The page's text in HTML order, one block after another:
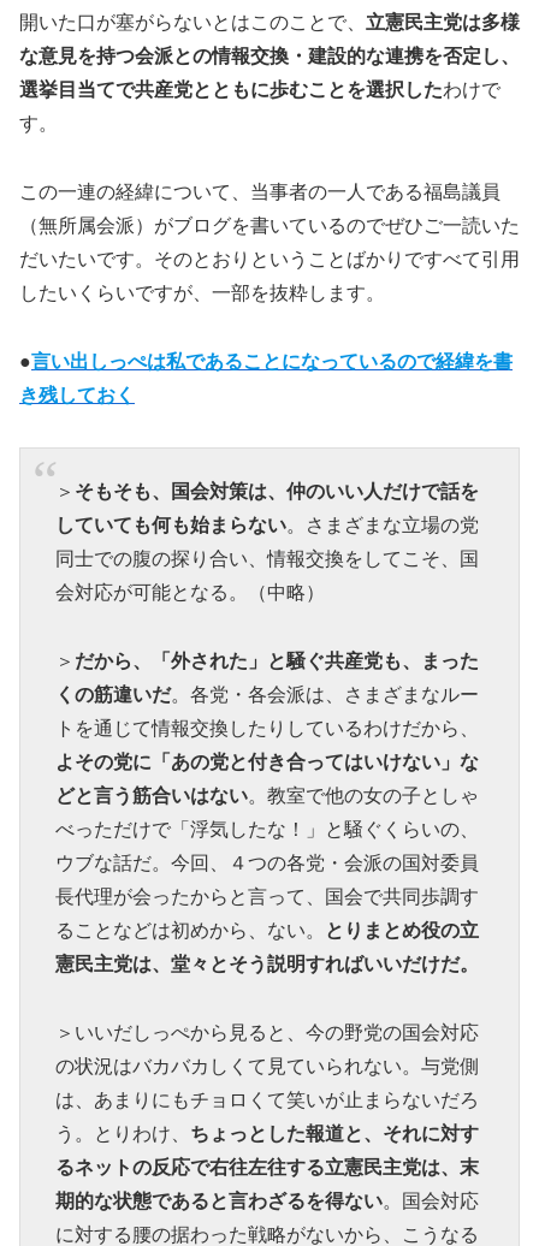
開いた口が塞がらないとはこのことで、 立憲民主党は多様
な意見を持つ会派との情報交換・建設的な連携を否定し、
選挙目当てで共産党とともに歩むことを選択したわけで
す。
この一連の経緯について、当事者の一人である福島議員
（無所属会派）がブログを書いているのでぜひご一読いた
だいたいです。そのとおりということばかりですべて引用
したいくらいですが、一部を抜粋します。
●言い出しっぺは私であることになっているので経緯を書
き残しておく
＞ そもそも、国会対策は、仲のいい人だけで話を
していても何も始まらない。さまざまな立場の党
同士での腹の探り合い、情報交換をしてこそ、国
会対応が可能となる。（中略）
＞ だから、「外された」と騒ぐ共産党も、まった
くの筋違いだ。各党・各会派は、さまざまなルー
トを通じて情報交換したりしているわけだから、
よその党に「あの党と付き合ってはいけない」な
どと言う筋合いはない。教室で他の女の子としゃ
べっただけで「浮気したな！」と騒ぐくらいの、
ウブな話だ。今回、４つの各党・会派の国対委員
長代理が会ったからと言って、国会で共同歩調す
ることなどは初めから、ない。
とりまとめ役の立
憲民主党は、堂々とそう説明すればいいだけだ。
＞いいだしっぺから見ると、今の野党の国会対応
の状況はバカバカしくて見ていられない。与党側
は、あまりにもチョロくて笑いが止まらないだろ
う。とりわけ、 ちょっとした報道と、それに対す
るネットの反応で右往左往する立憲民主党は、末
期的な状態であると言わざるを得ない。国会対応
に対する腰の据わった戦略がないから、こうなる